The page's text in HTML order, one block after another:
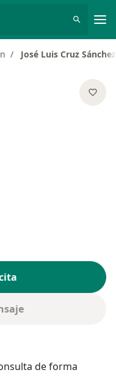
José Luis Cruz Sánchez
de forma